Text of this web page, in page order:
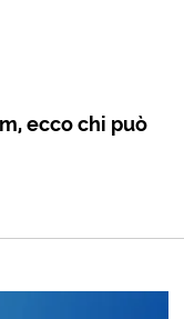
ecco chi può